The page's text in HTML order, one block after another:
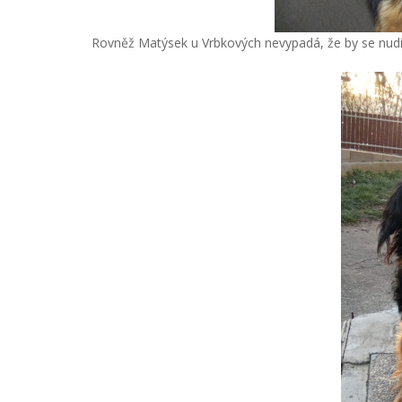
Rovněž Matýsek u Vrbkových nevypadá, že by se